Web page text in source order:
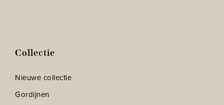
Collectie
Nieuwe collectie
Gordijnen